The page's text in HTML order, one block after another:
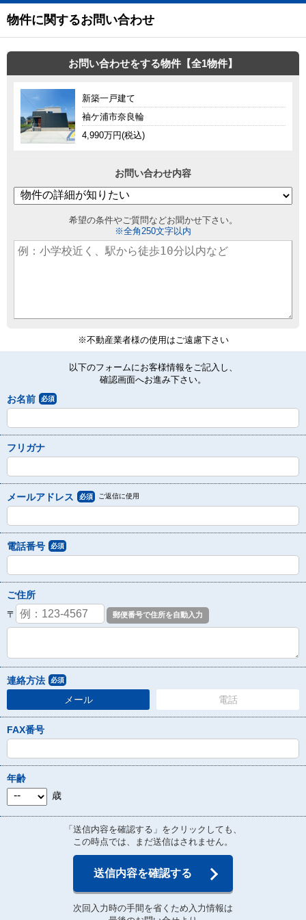
物件に関するお問い合わせ
お問い合わせをする物件【全1物件】
新築一戸建て
袖ケ浦市奈良輪
4,990万円(税込)
お問い合わせ内容
希望の条件やご質問などお聞かせ下さい。
※全角250文字以内
※不動産業者様の使用はご遠慮下さい
以下のフォームにお客様情報をご記入し、
確認画面へお進み下さい。
お名前 必須
フリガナ
メールアドレス 必須 ご返信に使用
電話番号 必須
ご住所
〒
連絡方法 必須
メール 電話
FAX番号
年齢
歳
「送信内容を確認する」をクリックしても、
この時点では、まだ送信はされません。
送信内容を確認する
次回入力時の手間を省くため入力情報は